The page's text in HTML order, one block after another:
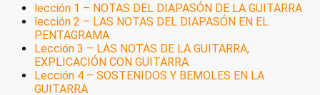
lección 1 – NOTAS DEL DIAPASÓN DE LA GUITARRA
lección 2 – LAS NOTAS DEL DIAPASÓN EN EL
PENTAGRAMA
Lección 3 – LAS NOTAS DE LA GUITARRA,
EXPLICACIÓN CON GUITARRA
Lección 4 – SOSTENIDOS Y BEMOLES EN LA
GUITARRA